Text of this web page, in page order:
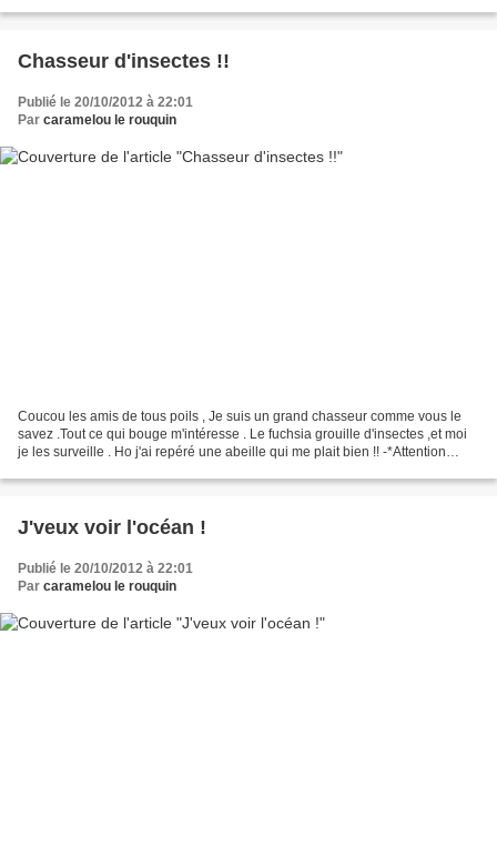
Chasseur d'insectes !!
Publié le 20/10/2012 à 22:01
Par caramelou le rouquin
Coucou les amis de tous poils , Je suis un grand chasseur comme vous le
savez .Tout ce qui bouge m'intéresse . Le fuchsia grouille d'insectes ,et moi
je les surveille . Ho j'ai repéré une abeille qui me plait bien !! -*Attention
J'veux voir l'océan !
Publié le 20/10/2012 à 22:01
Par caramelou le rouquin